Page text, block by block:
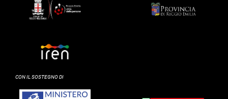
CON IL SOSTEGNO DI